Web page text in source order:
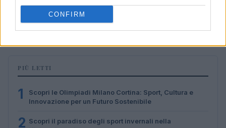
CONFIRM
Bocciature scolastiche: i casi giudiziari che hanno
fatto discutere
PIÙ LETTI
1
Scopri le Olimpiadi Milano Cortina: Sport, Cultura e
Innovazione per un Futuro Sostenibile
2 Scopri il paradiso degli sport invernali nella